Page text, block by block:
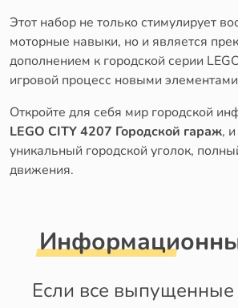
Этот набор не только стимулирует
моторные навыки, но и является
дополнением к городской серии
игровой процесс новыми
Откройте для себя мир городской
LEGO CITY 4207 Городской гараж,
уникальный городской уголок,
движения.
Если все